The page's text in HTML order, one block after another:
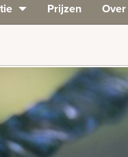
Prijzen